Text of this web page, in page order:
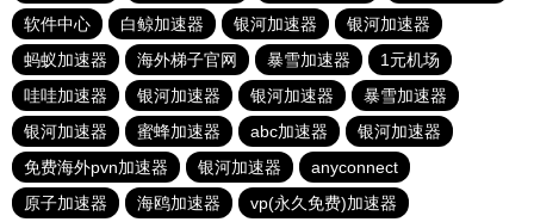
软件中心
白鲸加速器 银河加速器
银河加速器
蚂蚁加速器
海外梯子官网 暴雪加速器
1元机场
哇哇加速器
银河加速器 银河加速器
暴雪加速器
银河加速器
蜜蜂加速器 abc加速器
银河加速器
免费海外pvn加速器
银河加速器
anyconnect
原子加速器
海鸥加速器 vp(永久免费)加速器